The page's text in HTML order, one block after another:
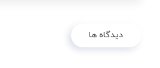
دیدگاه ها